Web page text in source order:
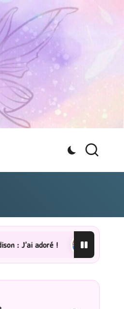
[Lecture] La femme de